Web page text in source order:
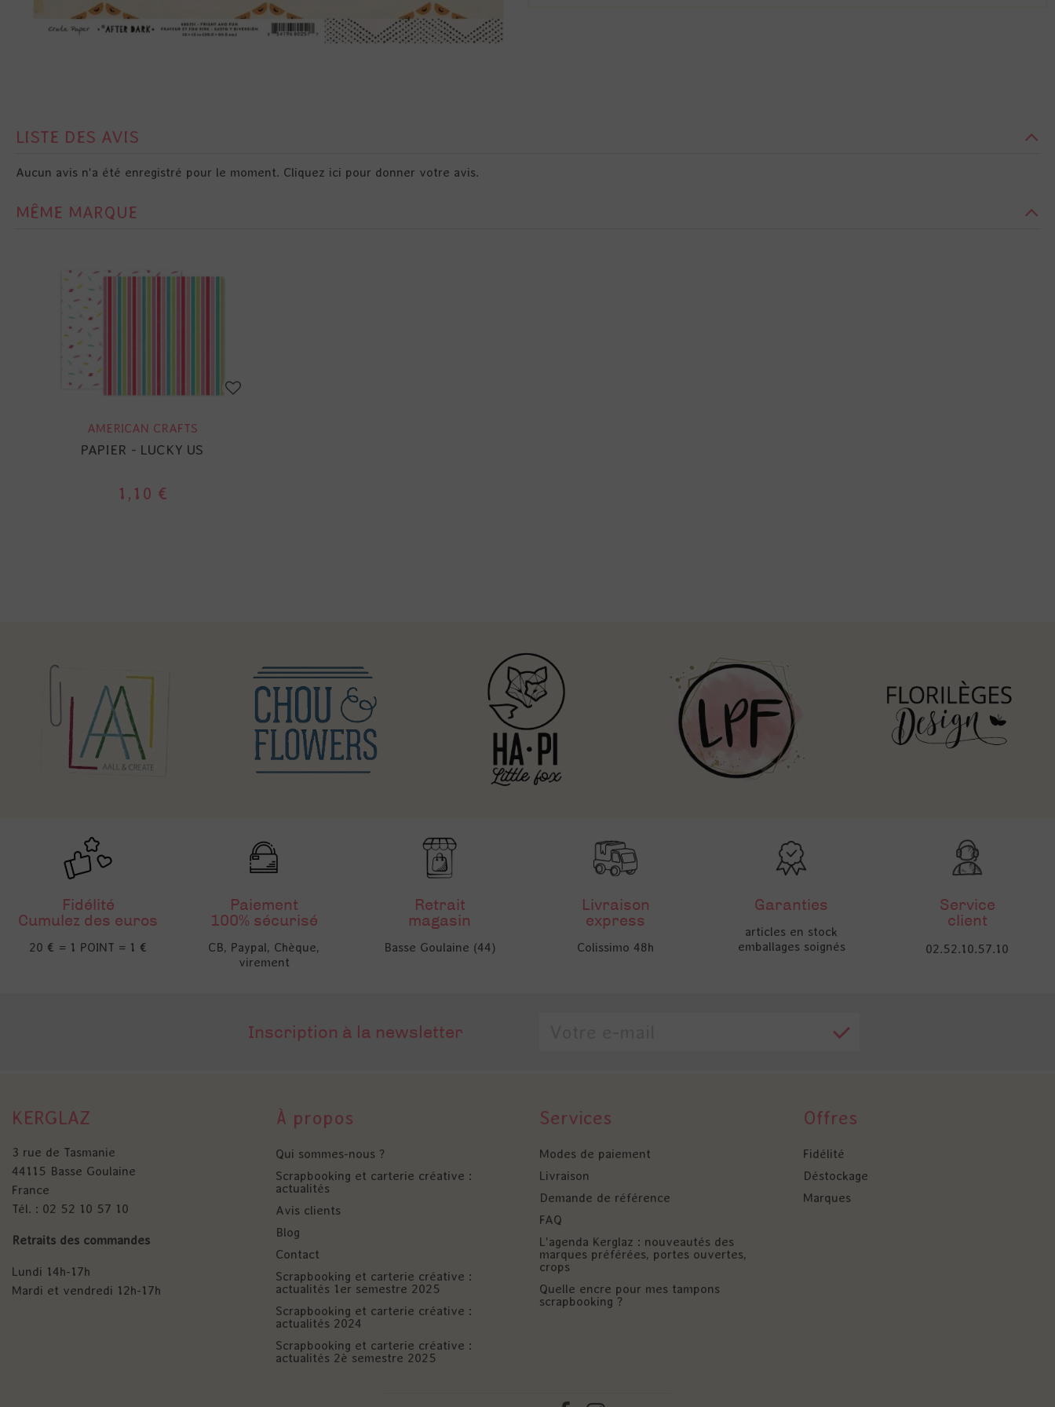
LISTE DES AVIS
Aucun avis n'a été enregistré pour le moment. Cliquez ici pour donner votre avis.
MÊME MARQUE
AMERICAN CRAFTS
PAPIER - LUCKY US
1,10 €
Fidélité
Cumulez des euros
20 € = 1 POINT = 1 €
Paiement
100% sécurisé
CB, Paypal, Chèque,
virement
Retrait
magasin
Basse Goulaine (44)
Livraison
express
Colissimo 48h
Garanties
articles en stock
emballages soignés
Service
client
02.52.10.57.10
Inscription à la newsletter
KERGLAZ
3 rue de Tasmanie
44115 Basse Goulaine
France
Tél. : 02 52 10 57 10
Retraits des commandes
Lundi 14h-17h
Mardi et vendredi 12h-17h
À propos
Qui sommes-nous ?
Scrapbooking et carterie créative :
actualités
Avis clients
Blog
Contact
Scrapbooking et carterie créative :
actualités 1er semestre 2025
Scrapbooking et carterie créative :
actualités 2024
Scrapbooking et carterie créative :
actualités 2è semestre 2025
Services
Modes de paiement
Livraison
Demande de référence
FAQ
L'agenda Kerglaz : nouveautés des
marques préférées, portes ouvertes,
crops
Quelle encre pour mes tampons
scrapbooking ?
Offres
Fidélité
Déstockage
Marques